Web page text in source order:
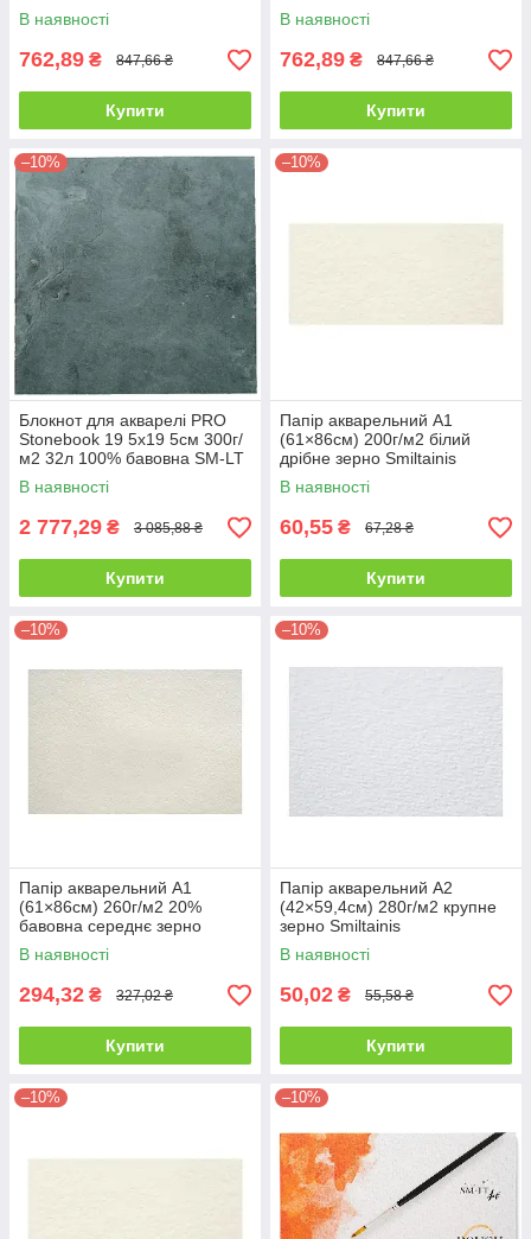
сторони) середнє зерно
Aurora
В наявності
762,89 ₴ 847,66 ₴
Купити
сторони) дрібне зерно Aurora
В наявності
762,89 ₴ 847,66 ₴
Купити
–10%
Блокнот для акварелі PRO
Stonebook 19 5х19 5см 300г/
м2 32л 100% бавовна SM-LT
Art
В наявності
2 777,29 ₴ 3 085,88 ₴
Купити
–10%
Папір акварельний А1
(61×86см) 200г/м2 білий
дрібне зерно Smiltainis
В наявності
60,55 ₴ 67,28 ₴
Купити
–10%
Папір акварельний А1
(61×86см) 260г/м2 20%
бавовна середнє зерно
Smiltainis
В наявності
294,32 ₴ 327,02 ₴
Купити
–10%
Папір акварельний А2
(42×59,4см) 280г/м2 крупне
зерно Smiltainis
В наявності
50,02 ₴ 55,58 ₴
Купити
–10% –10%